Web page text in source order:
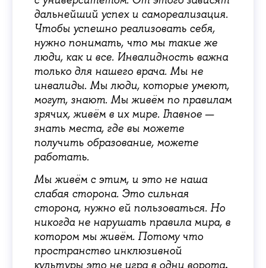
дальнейший успех и самореализация.
Чтобы успешно реализовать себя,
нужно понимать, что мы такие же
люди, как и все. Инвалидность важна
только для нашего врача. Мы не
инвалиды. Мы люди, которые умеют,
могут, знают. Мы живём по правилам
зрячих, живём в их мире. Главное —
знать места, где вы можете
получить образование, можете
работать.
Мы живём с этим, и это не наша
слабая сторона. Это сильная
сторона, нужно ей пользоваться. Но
никогда не нарушать правила мира, в
котором мы живём. Потому что
пространство инклюзивной
.